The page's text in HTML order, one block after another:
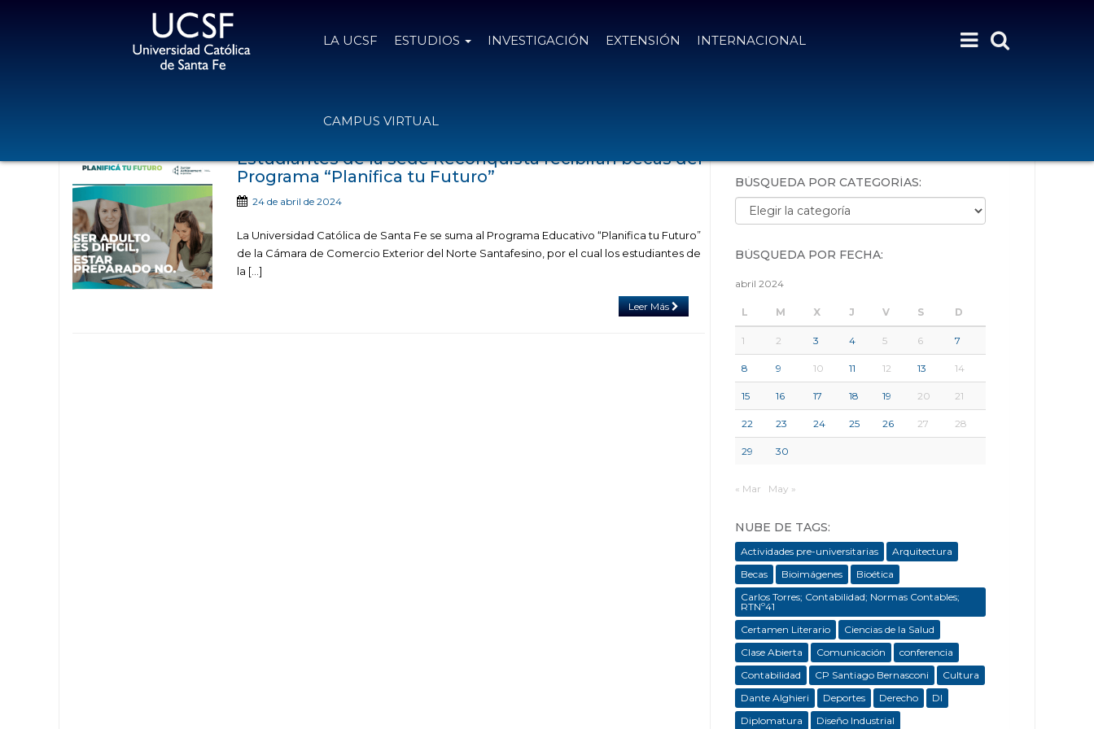
LA UCSF ESTUDIOS INVESTIGACIÓN EXTENSIÓN INTERNACIONAL
CAMPUS VIRTUAL
Estudiantes de la sede Reconquista recibirán becas del
Programa “Planifica tu Futuro”
24 de abril de 2024
La Universidad Católica de Santa Fe se suma al Programa Educativo “Planifica tu Futuro”
de la Cámara de Comercio Exterior del Norte Santafesino, por el cual los estudiantes de
la […]
Leer Más
BÚSQUEDA POR CATEGORÍAS:
Búsqueda por categorías:
BÚSQUEDA POR FECHA:
abril 2024
L M X J V S D
1 2 3 4 5 6 7
8 9 10 11 12 13 14
15 16 17 18 19 20 21
22 23 24 25 26 27 28
29 30
« Mar May »
NUBE DE TAGS:
Actividades pre-universitarias
Arquitectura
Becas
Bioimágenes
Bioética
Carlos Torres; Contabilidad; Normas Contables;
RTNº41
Certamen Literario
Ciencias de la Salud
Clase Abierta
Comunicación
conferencia
Contabilidad
CP Santiago Bernasconi
Cultura
Dante Alghieri
Deportes Derecho
DI
Diplomatura
Diseño Industrial